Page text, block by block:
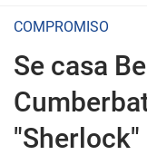
COMPROMISO
Se casa
"Sherlock"